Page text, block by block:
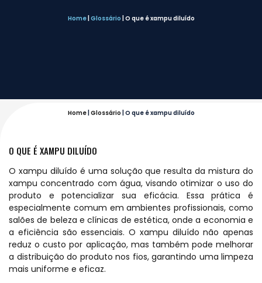
Home| Glossário O que é xampu diluído
Home| Glossário O que é xampu diluído
O QUE É XAMPU DILUÍDO
O xampu diluído é uma solução que resulta da mistura do
xampu concentrado com água, visando otimizar o uso do
produto e potencializar sua eficácia. Essa prática é
especialmente comum em ambientes profissionais, como
salões de beleza e clínicas de estética, onde a economia e
a eficiência são essenciais. O xampu diluído não apenas
reduz o custo por aplicação, mas também pode melhorar
a distribuição do produto nos fios, garantindo uma limpeza
mais uniforme e eficaz.